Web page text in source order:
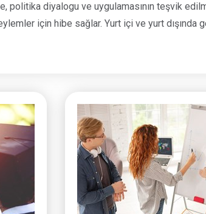
politika diyalogu ve uygulamasının teşvik
için hibe sağlar. Yurt içi ve yurt dışında